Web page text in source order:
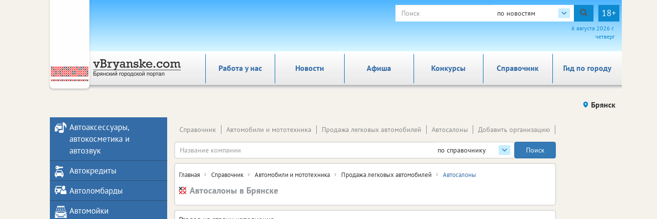
по новостям 18+
6 августа 2026 г.
четверг
Работа у нас Новости Афиша Справочник Гид по городу
Конкурсы
Брянск
по справочнику
Справочник Автомобили и мототехника Продажа легковых автомобилей Автосалоны Добавить организацию
Главная Справочник Автомобили и мототехника Продажа легковых автомобилей Автосалоны
Автосалоны в Брянске
Автоаксессуары,
автокосметика и
автозвук
Автокредиты
Автоломбарды
Автомойки